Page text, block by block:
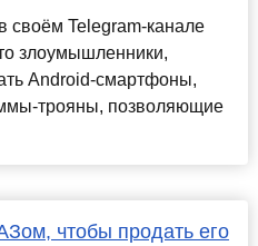
своём Telegram-канале
злоумышленники,
Android-смартфоны,
трояны, позволяющие
чтобы продать его